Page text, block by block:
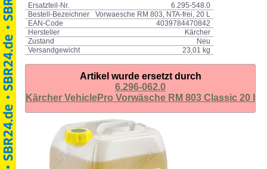
Ersatzteil-Nr.
6.295-548.0
Bestell-Bezeichner
Vorwaesche RM 803, NTA-frei, 20 L
EAN-Code
4039784470842
Hersteller
Kärcher
Zustand
Neu
Versandgewicht
23,01 kg
Artikel wurde ersetzt durch
6.296-062.0
Kärcher VehiclePro Vorwäsche RM 803 Classic 20 l